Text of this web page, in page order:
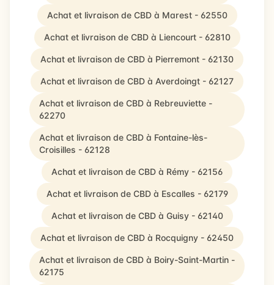
Achat et livraison de CBD à Marest - 62550
Achat et livraison de CBD à Liencourt - 62810
Achat et livraison de CBD à Pierremont - 62130
Achat et livraison de CBD à Averdoingt - 62127
Achat et livraison de CBD à Rebreuviette -
62270
Achat et livraison de CBD à Fontaine-lès-
Croisilles - 62128
Achat et livraison de CBD à Rémy - 62156
Achat et livraison de CBD à Escalles - 62179
Achat et livraison de CBD à Guisy - 62140
Achat et livraison de CBD à Rocquigny - 62450
Achat et livraison de CBD à Boiry-Saint-Martin -
62175